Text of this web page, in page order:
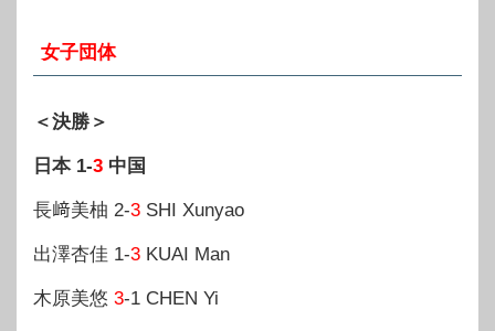
女子団体
＜決勝＞
日本 1-3 中国
長﨑美柚 2-3 SHI Xunyao
出澤杏佳 1-3 KUAI Man
木原美悠 3-1 CHEN Yi